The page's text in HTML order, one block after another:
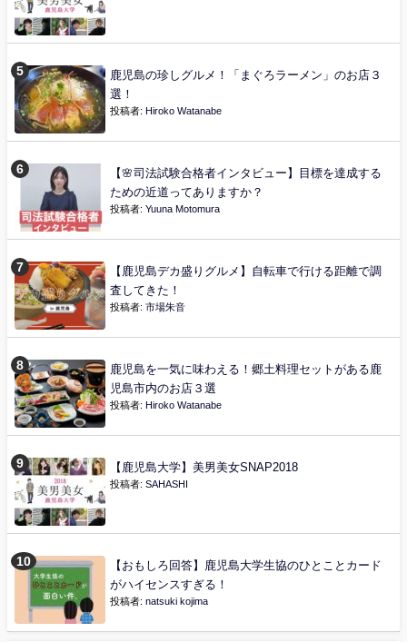
鹿児島の珍しグルメ！「まぐろラーメン」のお店３
選！
投稿者: Hiroko Watanabe
【🌸司法試験合格者インタビュー】目標を達成する
ための近道ってありますか？
投稿者: Yuuna Motomura
【鹿児島デカ盛りグルメ】自転車で行ける距離で調
査してきた！
投稿者: 市場朱音
鹿児島を一気に味わえる！郷土料理セットがある鹿
児島市内のお店３選
投稿者: Hiroko Watanabe
【鹿児島大学】美男美女SNAP2018
投稿者: SAHASHI
【おもしろ回答】鹿児島大学生協のひとことカード
がハイセンスすぎる！
投稿者: natsuki kojima